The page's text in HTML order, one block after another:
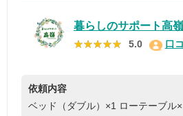
暮らしのサポート高嶺
★★★★★
★★★★★ 5.0 口
依頼内容
ベッド（ダブル）×1 ローテーブル